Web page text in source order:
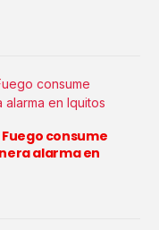
consume
alarma en